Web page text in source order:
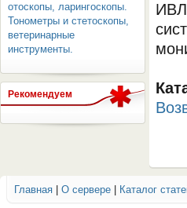
отоскопы, ларингоскопы.
Тонометры и стетоскопы,
ветеринарные
инструменты.
Рекомендуем
ИВЛ
Главная О сервере Каталог